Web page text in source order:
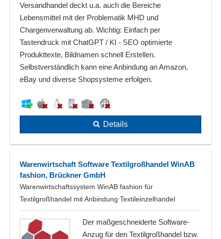
Versandhandel deckt u.a. auch die Bereiche
Lebensmittel mit der Problematik MHD und
Chargenverwaltung ab. Wichtig: Einfach per
Tastendruck mit ChatGPT / KI - SEO optimierte
Produkttexte, Bildnamen schnell Erstellen.
Selbstverständlich kann eine Anbindung an Amazon,
eBay und diverse Shopsysteme erfolgen.
Details
Warenwirtschaft Software Textilgroßhandel WinAB
fashion, Brückner GmbH
Warenwirtschaftssystem WinAB fashion für
Textilgroßhandel mit Anbindung Textileinzelhandel
Der maßgeschneiderte Software-
Anzug für den Textilgroßhandel bzw.